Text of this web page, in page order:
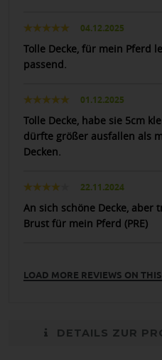
04.12.2025
Tolle Decke, für mein Pferd
passend.
01.12.2025
Tolle Decke, habe sie 5cm
dürfte größer ausfallen als
Decken.
22.11.2024
An sich schöne Decke, aber
Brust für mein Pferd (PRE)
LOAD MORE REVIEWS ON
DETAILS ZUR